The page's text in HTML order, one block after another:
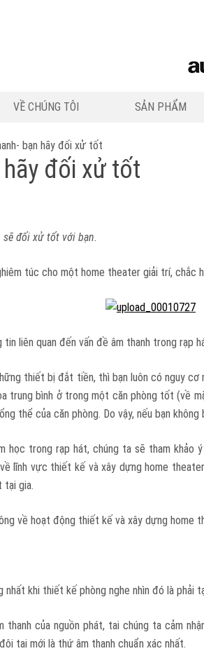
VỀ CHÚNG TÔI SẢN PHẨM
bạn hãy đối xử tốt
đối xử tốt
đối xử tốt với bạn.
túc cho một home theater giải trí, chắc
liên quan đến vấn đề âm thanh trong rạp
thiết bị đắt tiền, thì bạn luôn có nguy
trung bình ở trong một căn phòng tốt (về
thể của căn phòng. Do vậy, nếu bạn
học trong rạp hát, chúng ta sẽ tham khảo
lĩnh vực thiết kế và xây dựng home
tại gia.
về hoạt động thiết kế và xây dựng home
nhất khi thiết kế phòng nghe nhìn đó là
thanh của nguồn phát, tai chúng ta cảm
tai mới là thứ âm thanh chuẩn xác nhất.